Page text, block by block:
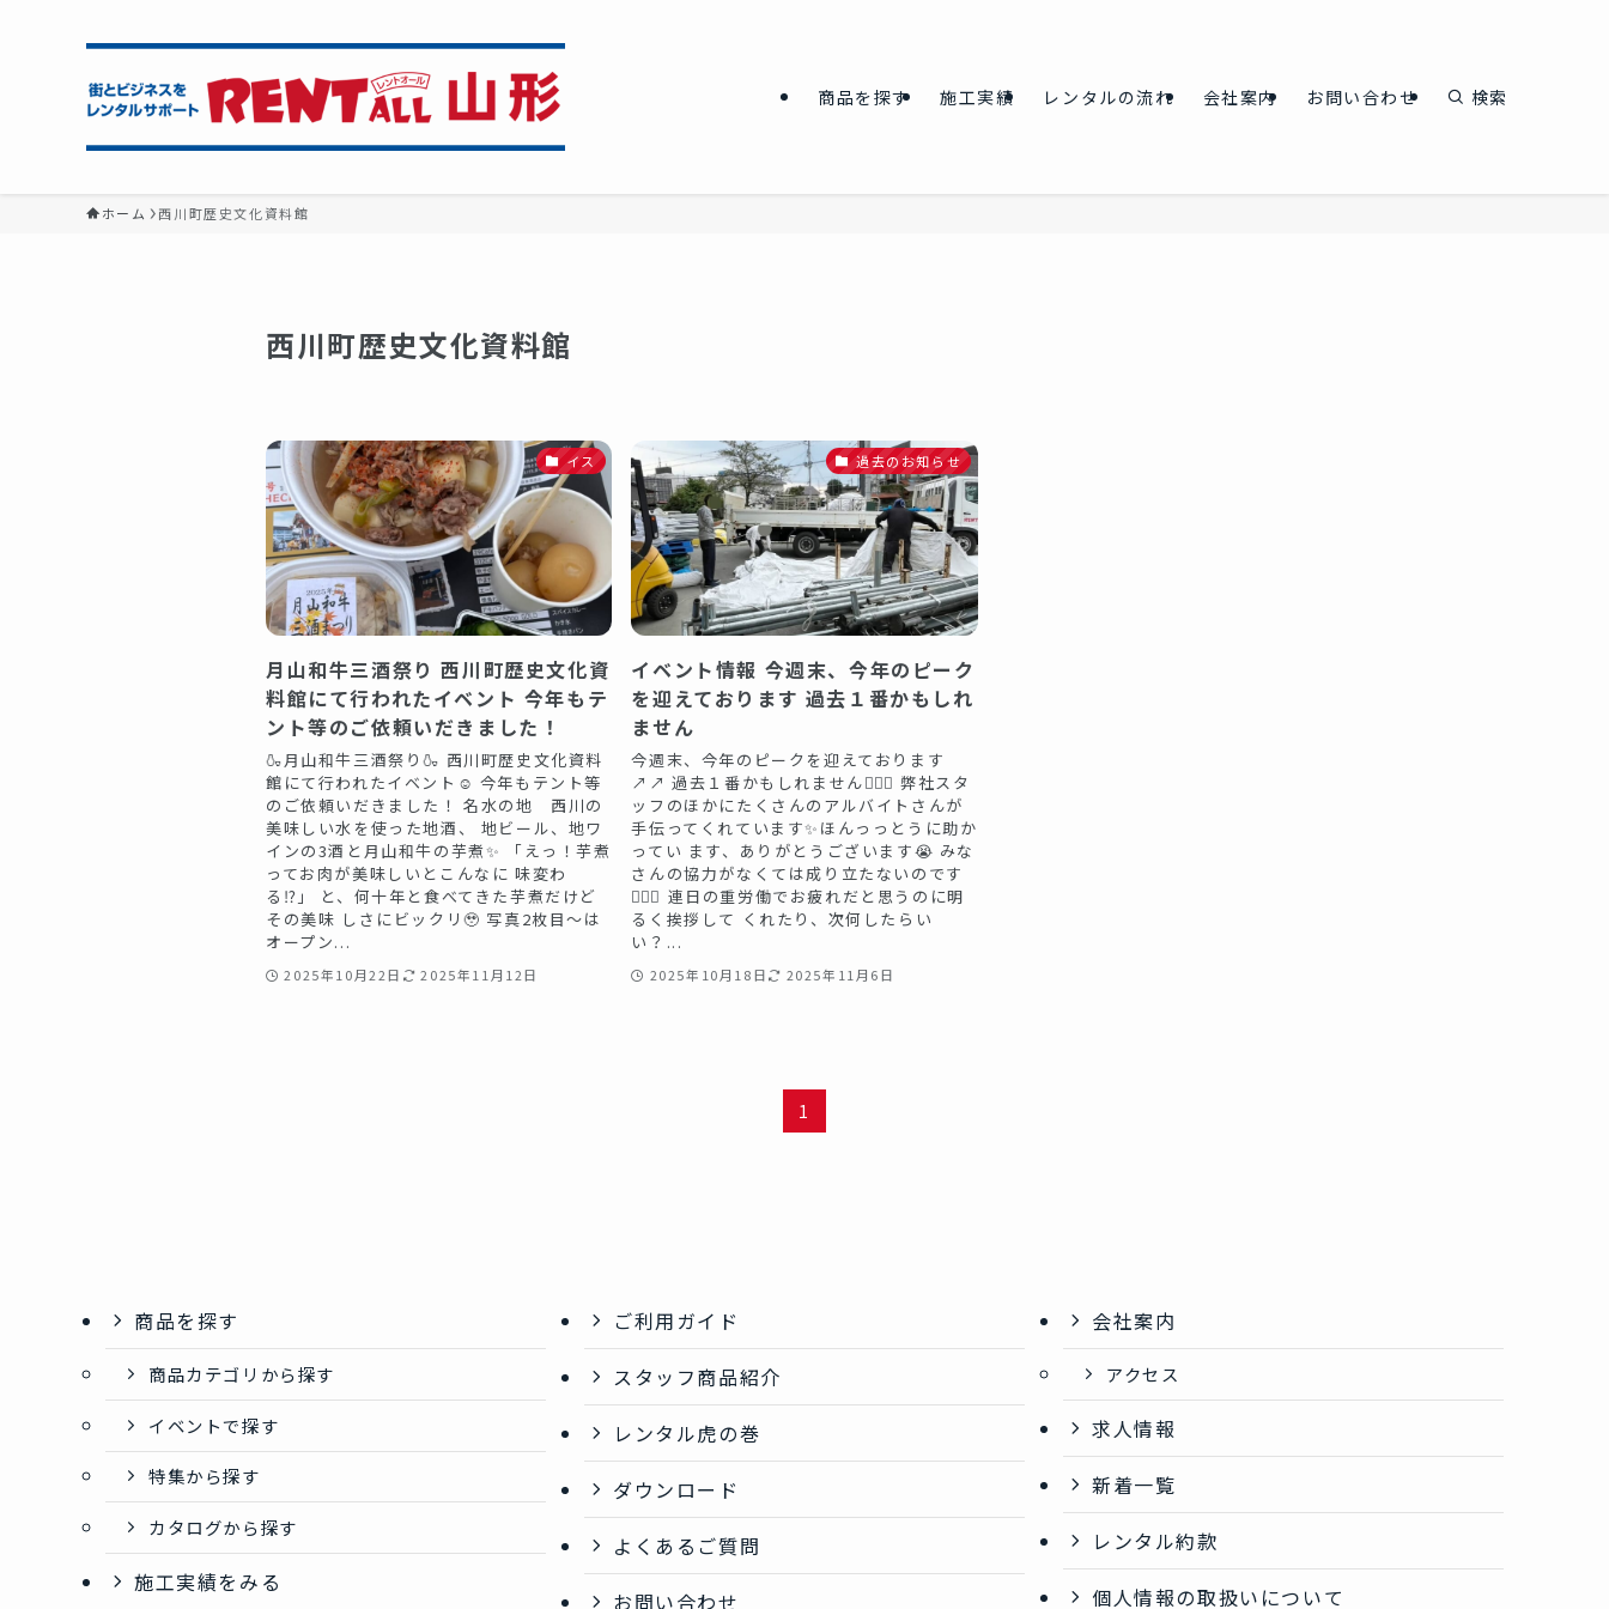
商品を探す 施工実績 レンタルの流れ 会社案内 お問い合わせ 検索
ホーム 西川町歴史文化資料館
西川町歴史文化資料館
イス
月山和牛三酒祭り 西川町歴史文化資
料館にて行われたイベント️ 今年もテ
ント等のご依頼いだきました！
🍶月山和牛三酒祭り🍶 西川町歴史文化資料
館にて行われたイベント☺️ 今年もテント等
のご依頼いだきました！ 名水の地 西川の
美味しい水を使った地酒、 地ビール、地ワ
インの3酒と月山和牛の芋煮✨ 「えっ！芋煮
ってお肉が美味しいとこんなに 味変わ
る⁉️」 と、何十年と食べてきた芋煮だけど
その美味 しさにビックリ🥹 写真2枚目〜は
オープン...
2025年10月22日 2025年11月12日
過去のお知らせ
イベント情報 今週末、今年のピーク
を迎えております️️ 過去１番かもしれ
ません
今週末、今年のピークを迎えております
↗️↗️ 過去１番かもしれません🏃🏻‍♀️ 弊社スタ
ッフのほかにたくさんのアルバイトさんが
手伝ってくれています✨ほんっっとうに助か
ってい ます、ありがとうございます😭 みな
さんの協力がなくては成り立たないのです
🙇🏻‍♀️ 連日の重労働でお疲れだと思うのに明
るく挨拶して くれたり、次何したらい
い？...
2025年10月18日 2025年11月6日
1
商品を探す
商品カテゴリから探す
イベントで探す
特集から探す
カタログから探す
施工実績をみる
ご利用ガイド
スタッフ商品紹介
レンタル虎の巻
ダウンロード
よくあるご質問
お問い合わせ
会社案内
アクセス
求人情報
新着一覧
レンタル約款
個人情報の取扱いについて